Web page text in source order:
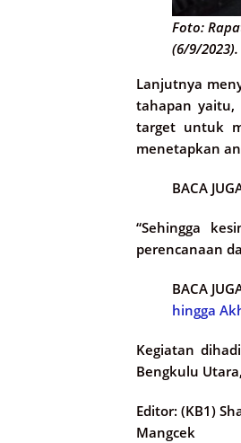
Foto:
(6/9/2023).
Lanjutnya
tahapan
target untuk
menetapkan
BACA
“Sehingga
perencanaan
BACA
hingga
Kegiatan
Bengkulu
Editor: (KB1)
Mangcek